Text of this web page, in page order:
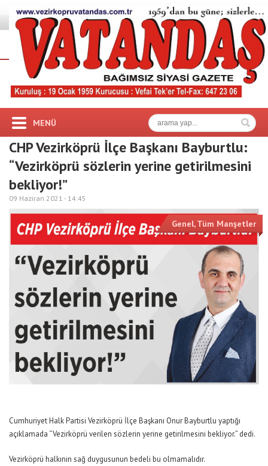
MENÜ
CHP Vezirköprü İlçe Başkanı Bayburtlu:
“Vezirköprü sözlerin yerine getirilmesini
bekliyor!”
09 Haziran 2021 - 14:45
Genel,Tüm Manşetler
Cumhuriyet Halk Partisi Vezirköprü İlçe Başkanı Onur Bayburtlu yaptığı
açıklamada “Vezirköprü verilen sözlerin yerine getirilmesini bekliyor.” dedi.
Vezirköprü halkının sağ duygusunun bedeli bu olmamalıdır.